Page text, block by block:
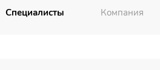
Специалисты
Компания